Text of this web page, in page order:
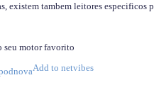
existem tambem leitores especificos
seu motor favorito